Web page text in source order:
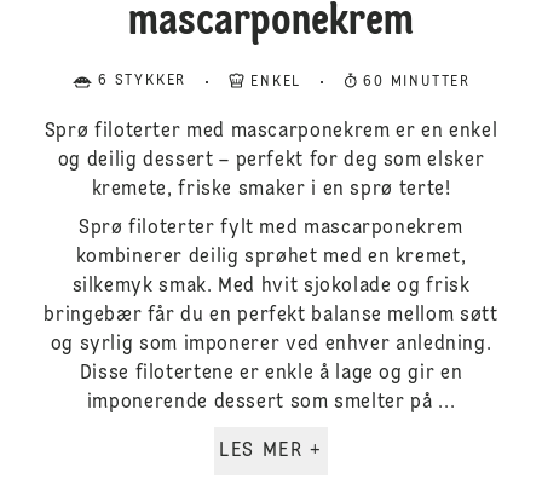
mascarponekrem
6 STYKKER ENKEL 60 MINUTTER
Sprø filoterter med mascarponekrem er en enkel
og deilig dessert – perfekt for deg som elsker
kremete, friske smaker i en sprø terte!
Sprø filoterter fylt med mascarponekrem
kombinerer deilig sprøhet med en kremet,
silkemyk smak. Med hvit sjokolade og frisk
bringebær får du en perfekt balanse mellom søtt
og syrlig som imponerer ved enhver anledning.
Disse filotertene er enkle å lage og gir en
imponerende dessert som smelter på ...
LES MER +